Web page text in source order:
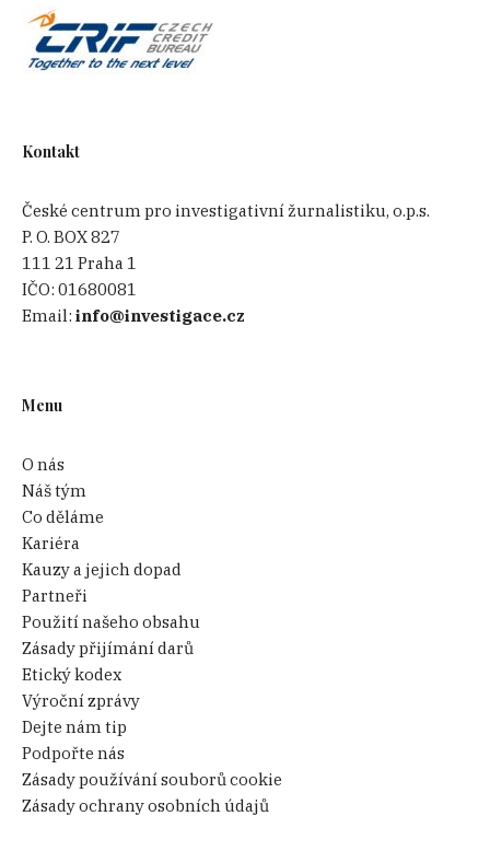
Kontakt
České centrum pro investigativní žurnalistiku, o.p.s.
P. O. BOX 827
111 21 Praha 1
IČO:01680081
Email:info@investigace.cz
Menu
O nás
Náš tým
Co děláme
Kariéra
Kauzy a jejich dopad
Partneři
Použití našeho obsahu
Zásady přijímání darů
Etický kodex
Výroční zprávy
Dejte nám tip
Podpořte nás
Zásady používání souborů cookie
Zásady ochrany osobních údajů